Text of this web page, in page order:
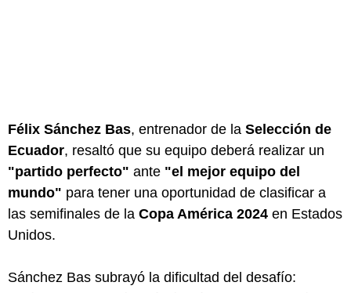
Félix Sánchez Bas, entrenador de la Selección de
Ecuador, resaltó que su equipo deberá realizar un
"partido perfecto" ante "el mejor equipo del
mundo" para tener una oportunidad de clasificar a
las semifinales de la Copa América 2024 en Estados
Unidos.
Sánchez Bas subrayó la dificultad del desafío: